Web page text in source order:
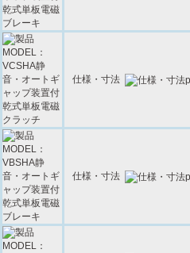
仕様・寸法
仕様・寸法